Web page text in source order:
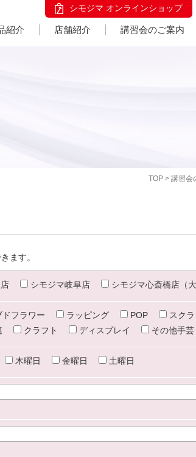
シモジマ オンラインショップ
紹介 店舗紹介 講習会のご案内
TOP > 講習会
ます。
シモジマ岐阜店 シモジマ心斎橋店（大
ドフラワー ラッピング POP
スク
クラフト ディスプレイ その他手
木曜日 金曜日 土曜日